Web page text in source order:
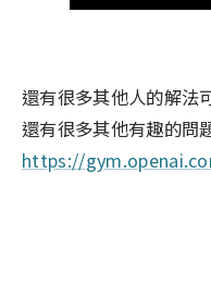
還有很多其他人的解法
還有很多其他有趣的問
https://